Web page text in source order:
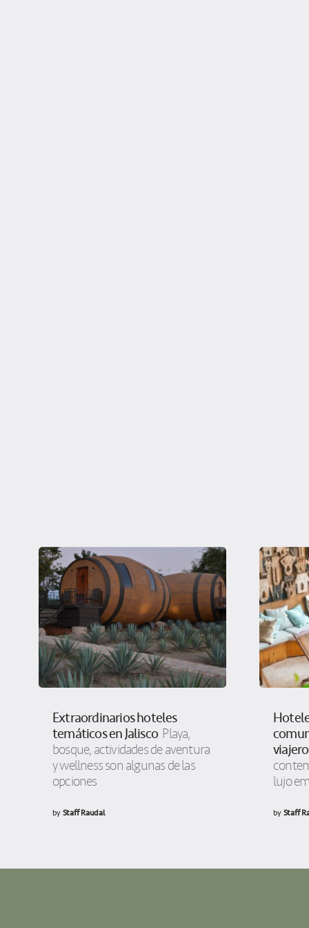
Extraordinarios hoteles
temáticos en Jalisco Playa,
bosque, actividades de aventura
y wellness son algunas de las
opciones
byStaff Raudal
lujo
byStaff